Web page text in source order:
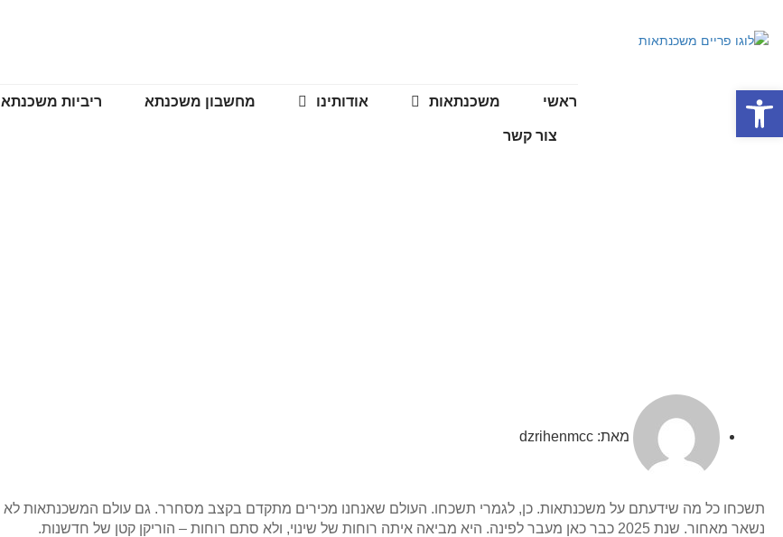
ראשי משכנתאות אודותינו מחשבון משכנתא ריביות משכנתא
צור קשר
מאת: dzrihenmcc
תשכחו כל מה שידעתם על משכנתאות. כן, לגמרי תשכחו. העולם שאנחנו מכירים מתקדם בקצב מסחרר. גם עולם המשכנתאות לא
נשאר מאחור. שנת 2025 כבר כאן מעבר לפינה. היא מביאה איתה רוחות של שינוי, ולא סתם רוחות – הוריקן קטן של חדשנות.
פתח סרגל נגישות